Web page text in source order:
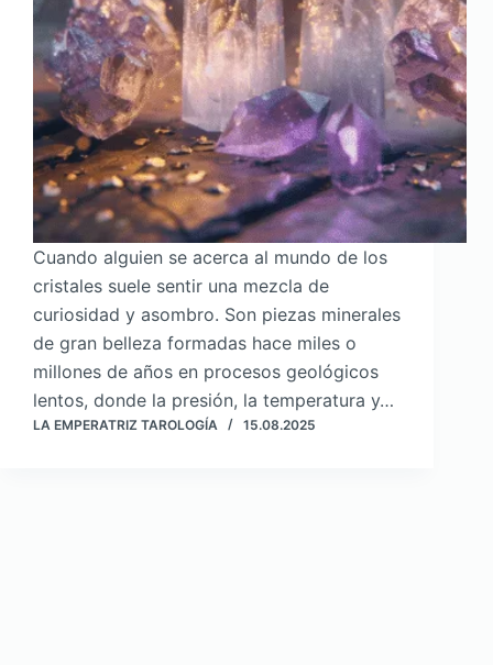
Cuando alguien se acerca al mundo de los
cristales suele sentir una mezcla de
curiosidad y asombro. Son piezas minerales
de gran belleza formadas hace miles o
millones de años en procesos geológicos
lentos, donde la presión, la temperatura y…
LA EMPERATRIZ TAROLOGÍA 15.08.2025